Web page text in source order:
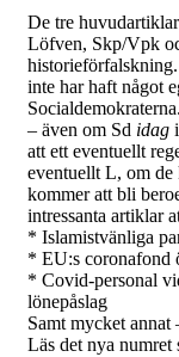
De tre
Löfven, Skp/Vpk
inte har haft något
– även om Sd idag
att ett eventuellt
eventuellt L, om de
kommer att bli
intressanta artiklar
* Islamistvänliga
* EU:s coronafond
* Covid-personal
lönepåslag
Samt mycket annat
Läs det nya numret